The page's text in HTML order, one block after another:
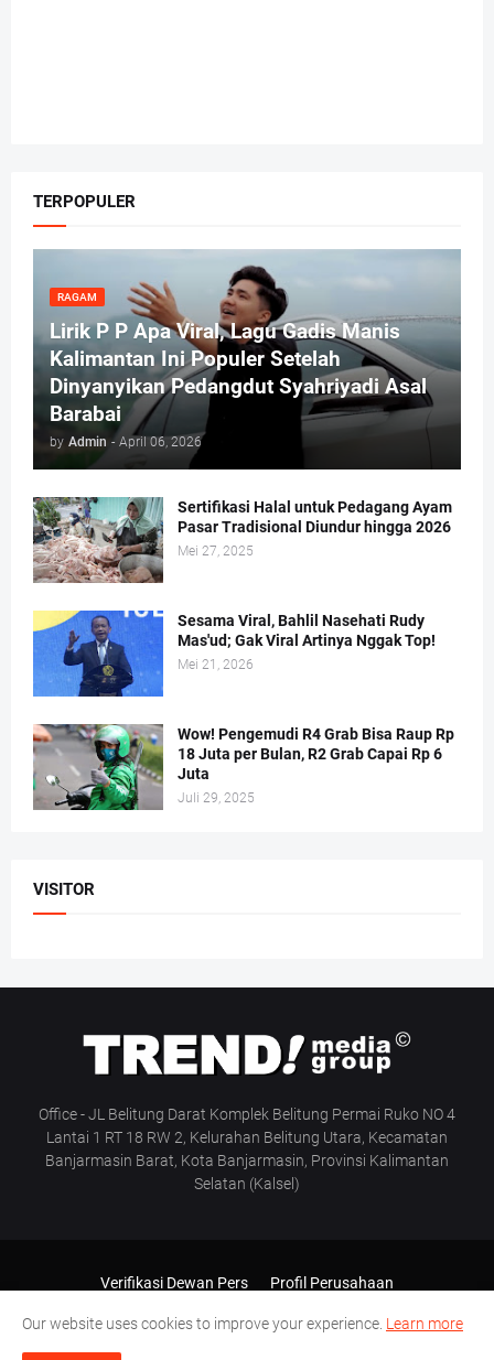
TERPOPULER
RAGAM
Lirik P P Apa Viral, Lagu Gadis Manis
Kalimantan Ini Populer Setelah
Dinyanyikan Pedangdut Syahriyadi Asal
Barabai
by Admin - April 06, 2026
Sertifikasi Halal untuk Pedagang Ayam
Pasar Tradisional Diundur hingga 2026
Mei 27, 2025
Sesama Viral, Bahlil Nasehati Rudy
Mas'ud; Gak Viral Artinya Nggak Top!
Mei 21, 2026
Wow! Pengemudi R4 Grab Bisa Raup Rp
18 Juta per Bulan, R2 Grab Capai Rp 6
Juta
Juli 29, 2025
VISITOR
Office - JL Belitung Darat Komplek Belitung Permai Ruko NO 4
Lantai 1 RT 18 RW 2, Kelurahan Belitung Utara, Kecamatan
Banjarmasin Barat, Kota Banjarmasin, Provinsi Kalimantan
Selatan (Kalsel)
Verifikasi Dewan Pers
Profil Perusahaan
SOP Wartawan
Our website uses cookies to improve your experience. Learn more